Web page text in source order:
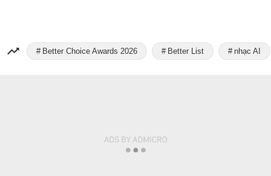
Better Choice Awards 2026 Better List nhạc AI